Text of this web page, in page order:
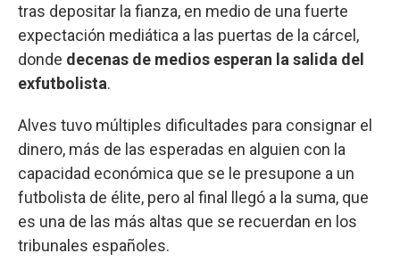
tras depositar la fianza, en medio de una fuerte
expectación mediática a las puertas de la cárcel,
donde decenas de medios esperan la salida del
exfutbolista.
Alves tuvo múltiples dificultades para consignar el
dinero, más de las esperadas en alguien con la
capacidad económica que se le presupone a un
futbolista de élite, pero al final llegó a la suma, que
es una de las más altas que se recuerdan en los
tribunales españoles.